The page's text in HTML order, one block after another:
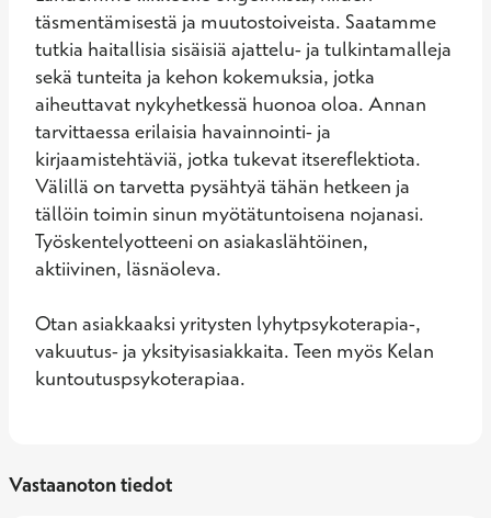
täsmentämisestä ja muutostoiveista. Saatamme
tutkia haitallisia sisäisiä ajattelu- ja tulkintamalleja
sekä tunteita ja kehon kokemuksia, jotka
aiheuttavat nykyhetkessä huonoa oloa. Annan
tarvittaessa erilaisia havainnointi- ja
kirjaamistehtäviä, jotka tukevat itsereflektiota.
Välillä on tarvetta pysähtyä tähän hetkeen ja
tällöin toimin sinun myötätuntoisena nojanasi.
Työskentelyotteeni on asiakaslähtöinen,
aktiivinen, läsnäoleva.
Otan asiakkaaksi yritysten lyhytpsykoterapia-,
vakuutus- ja yksityisasiakkaita. Teen myös Kelan
kuntoutuspsykoterapiaa.
Vastaanoton tiedot